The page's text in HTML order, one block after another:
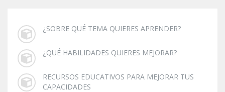
¿SOBRE QUÉ TEMA QUIERES APRENDER?
¿QUÉ HABILIDADES QUIERES MEJORAR?
RECURSOS EDUCATIVOS PARA MEJORAR TUS
CAPACIDADES